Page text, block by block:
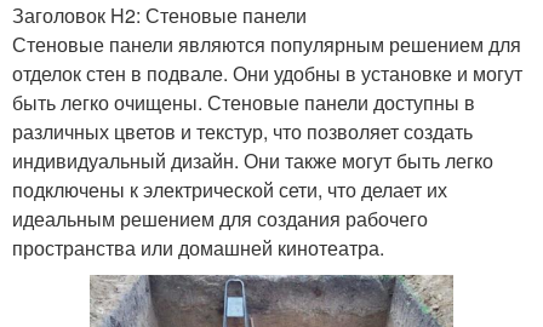
Заголовок H2: Стеновые панели
Стеновые панели являются популярным решением для
отделок стен в подвале. Они удобны в установке и могут
быть легко очищены. Стеновые панели доступны в
различных цветов и текстур, что позволяет создать
индивидуальный дизайн. Они также могут быть легко
подключены к электрической сети, что делает их
идеальным решением для создания рабочего
пространства или домашней кинотеатра.